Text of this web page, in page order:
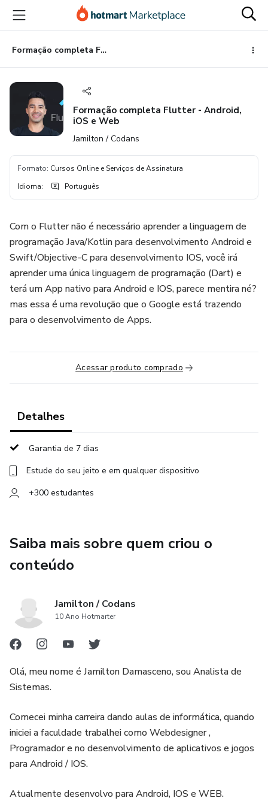
para
conteúdo
principal
para
pagamento
para
rodapé
Formação completa Flutter - Android, iOS e Web
Formação completa Flutter - Android,
iOS e Web
Jamilton / Codans
Formato: Cursos Online e Serviços de Assinatura
Idioma: Português
Com o Flutter não é necessário aprender a linguagem de
programação Java/Kotlin para desenvolvimento Android e
Swift/Objective-C para desenvolvimento IOS, você irá
aprender uma única linguagem de programação (Dart) e
terá um App nativo para Android e IOS, parece mentira né?
mas essa é uma revolução que o Google está trazendo
para o desenvolvimento de Apps.
Acessar produto comprado
Detalhes
Garantia de 7 dias
Estude do seu jeito e em qualquer dispositivo
+300 estudantes
Saiba mais sobre quem criou o
conteúdo
Jamilton / Codans
10 Ano Hotmarter
Olá, meu nome é Jamilton Damasceno, sou Analista de
Sistemas.
Comecei minha carreira dando aulas de informática, quando
iniciei a faculdade trabalhei como Webdesigner ,
Programador e no desenvolvimento de aplicativos e jogos
para Android / IOS.
Atualmente desenvolvo para Android, IOS e WEB.